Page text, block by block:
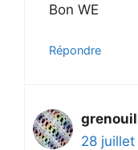
Bon WE
Répondre
28